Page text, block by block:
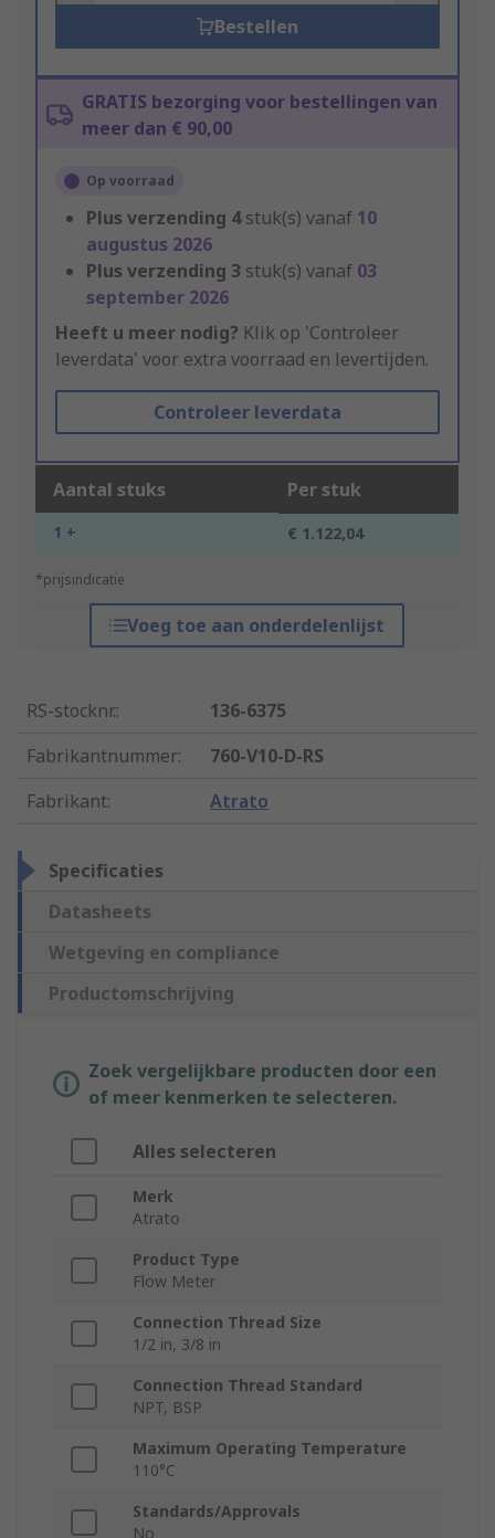
Bestellen
GRATIS bezorging voor bestellingen van
meer dan € 90,00
Op voorraad
Plus verzending 4stuk(s) vanaf 10
augustus 2026
Plus verzending 3 stuk(s) vanaf 03
september 2026
Heeft u meer nodig? Klik op 'Controleer
leverdata' voor extra voorraad en levertijden.
Controleer leverdata
Aantal stuks Per stuk
1 + € 1.122,04
*prijsindicatie
Voeg toe aan onderdelenlijst
RS-stocknr.:
136-6375
Fabrikantnummer:
760-V10-D-RS
Fabrikant: Atrato
Specificaties
Datasheets
Wetgeving en compliance
Productomschrijving
Zoek vergelijkbare producten door een
of meer kenmerken te selecteren.
Alles selecteren
Merk
Atrato
Product Type
Flow Meter
Connection Thread Size
1/2 in, 3/8 in
Connection Thread Standard
NPT, BSP
Maximum Operating Temperature
110°C
Standards/Approvals
No